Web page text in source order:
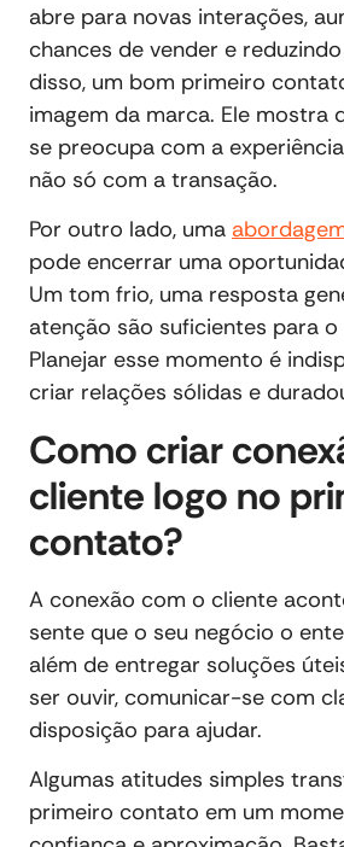
abre para novas interações,
chances de vender e
disso, um bom primeiro
imagem da marca. Ele mostra
se preocupa com a
não só com a transação.
Por outro lado, uma
pode encerrar uma
Um tom frio, uma resposta
atenção são suficientes para
Planejar esse momento é
criar relações sólidas e
Como criar
cliente logo no
contato?
A conexão com o cliente
sente que o seu negócio o
além de entregar soluções
ser ouvir, comunicar-se com
disposição para ajudar.
Algumas atitudes simples
primeiro contato em um